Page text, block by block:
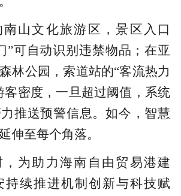
山文化旅游区，景区入口
”可自动识别违禁物品；在亚
林公园，索道站的“客流热力
客密度，一旦超过阈值，系统
推送预警信息。如今，智慧
伸至每个角落。
，为助力海南自由贸易港建
持续推进机制创新与科技赋